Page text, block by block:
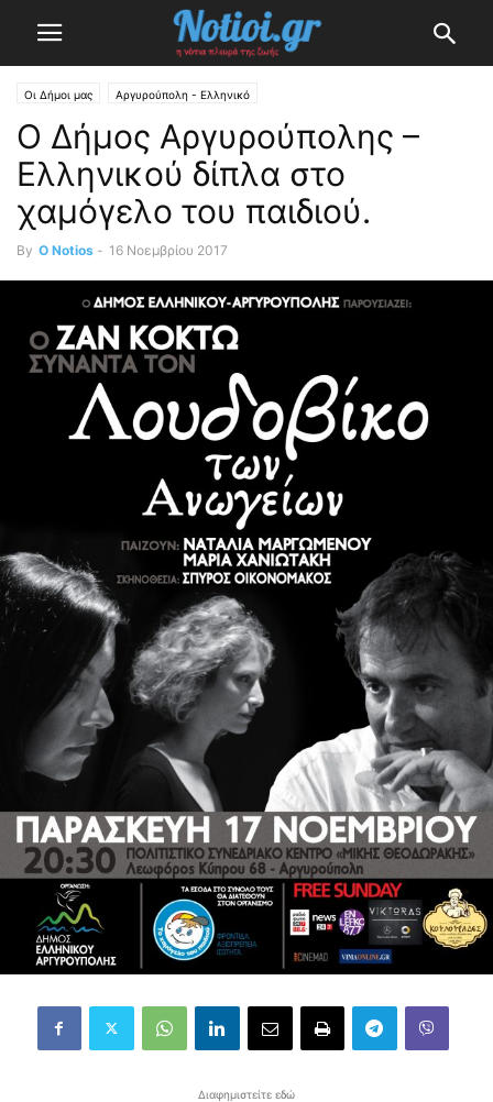
Οι Δήμοι μας Αργυρούπολη - Ελληνικό
Ο Δήμος Αργυρούπολης –
Ελληνικού δίπλα στο
χαμόγελο του παιδιού.
By O Notios - 16 Νοεμβρίου 2017
Διαφημιστείτε εδώ